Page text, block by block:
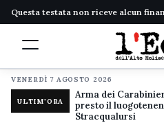
Questa testata non riceve alcun
VENERDÌ 7 AGOSTO 2026
ULTIM'ORA
Arma dei
presto il
Stracqualursi